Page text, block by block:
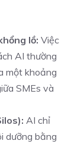
lồ: Việc
AI thường
một khoảng
SMEs và
AI chỉ
dưỡng bằng